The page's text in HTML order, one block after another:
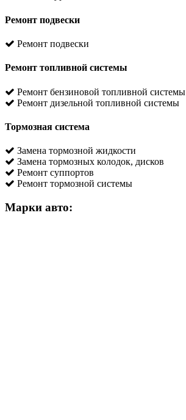
Ремонт подвески
Ремонт подвески
Ремонт топливной системы
Ремонт бензиновой топливной системы
Ремонт дизельной топливной системы
Тормозная система
Замена тормозной жидкости
Замена тормозных колодок, дисков
Ремонт суппортов
Ремонт тормозной системы
Марки авто: